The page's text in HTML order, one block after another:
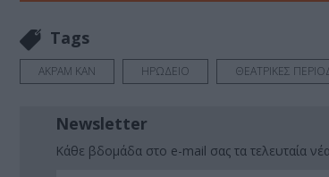
Tags
ΑΚΡΑΜ ΚΑΝ ΗΡΩΔΕΙΟ ΘΕΑΤΡΙΚΕΣ
Newsletter
Κάθε βδομάδα στο e-mail σας τα τελευταία